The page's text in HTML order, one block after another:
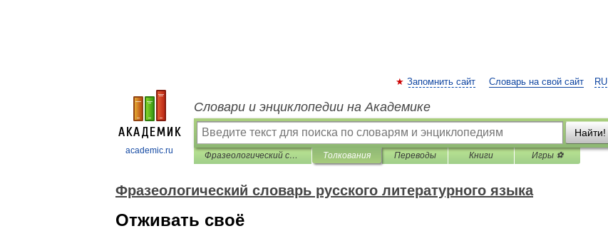
academic.ru
RU
Запомнить сайт Словарь на свой сайт
Словари и энциклопедии на Академике
Найти!
Фразеологический словарь русского литературного языка Толкования Переводы Книги Игры ⚽
Фразеологический словарь русского литературного языка
Отживать своё